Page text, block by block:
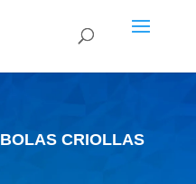
CRIOLLAS